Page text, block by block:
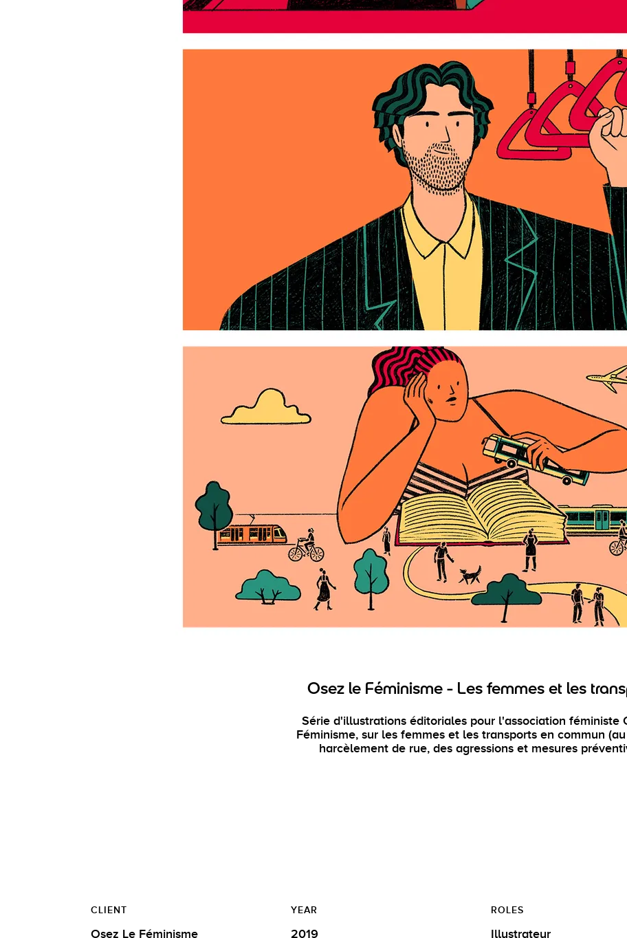
Osez le Féminisme - Les femmes et les
Série d'illustrations éditoriales pour l'association féministe
Féminisme, sur les femmes et les transports en commun
harcèlement de rue, des agressions et mesures
CLIENT
Osez Le Féminisme
YEAR
2019
ROLES
Illustrateur